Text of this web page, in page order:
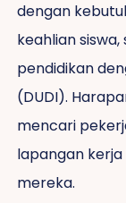
dengan
keahlian
pendidikan
(DUDI).
mencari
lapangan
mereka.